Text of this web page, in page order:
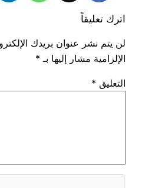
اترك تعليقاً
لن يتم نشر عنوان بريدك الإلكتروني.
الإلزامية مشار إليها بـ*
التعليق*